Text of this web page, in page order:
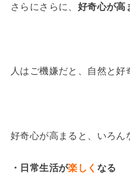
さらにさらに、 好奇心が高
人はご機嫌だと、自然と好
好奇心が高まると、いろ
・日常生活が楽しく なる